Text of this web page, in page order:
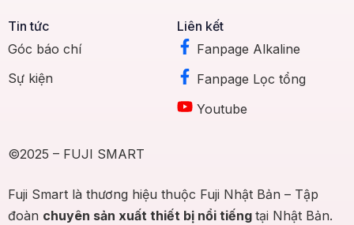
Tin tức
Góc báo chí
Sự kiện
Liên kết
Fanpage Alkaline
Fanpage Lọc tổng
Youtube
©2025 – FUJI SMART
Fuji Smart là thương hiệu thuộc Fuji Nhật Bản – Tập
đoàn chuyên sản xuất thiết bị nổi tiếng tại Nhật Bản.